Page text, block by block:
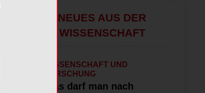
NEUES AUS DER
WISSENSCHAFT
WISSENSCHAFT UND
FORSCHUNG
Was darf man nach